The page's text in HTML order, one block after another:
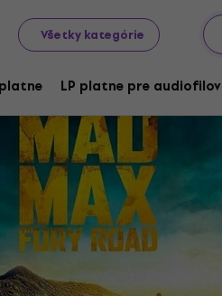
Všetky kategórie
LP platne pre audiofilov